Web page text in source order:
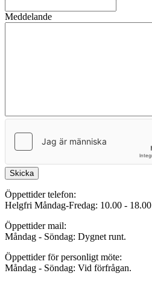
Meddelande
Skicka
Öppettider telefon:
Helgfri Måndag-Fredag: 10.00 - 18.00
Öppettider mail:
Måndag - Söndag: Dygnet runt.
Öppettider för personligt möte:
Måndag - Söndag: Vid förfrågan.